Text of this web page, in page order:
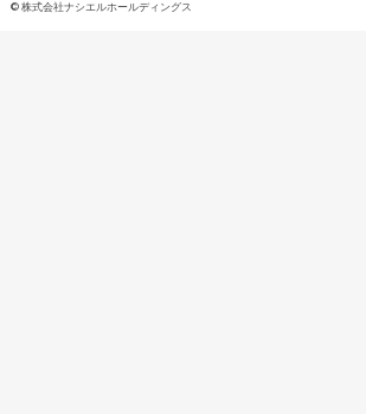
© 株式会社ナシエルホールディングス